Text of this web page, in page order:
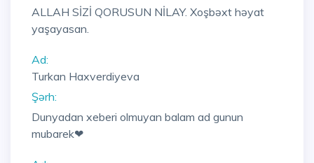
ALLAH SİZİ QORUSUN NİLAY. Xoşbəxt həyat
yaşayasan.
Ad:
Turkan Haxverdiyeva
Şərh:
Dunyadan xeberi olmuyan balam ad gunun
mubarek❤